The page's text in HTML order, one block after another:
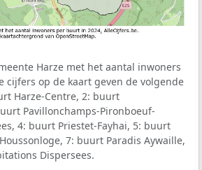
Harze met het aantal inwoners
cijfers op de kaart geven de volgende
Harze-Centre, 2: buurt
Pavillonchamps-Pironboeuf-
4: buurt Priestet-Fayhai, 5: buurt
7: buurt Paradis Aywaille,
Dispersees.